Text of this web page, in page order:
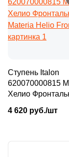
Ступень Italon
620070000815
Хелио
Materia Helio
4 620 руб./шт